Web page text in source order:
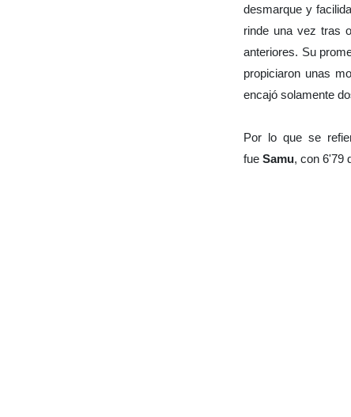
desmarque y
rinde una vez tras
anteriores. Su
propiciaron unas
encajó solamente
Por lo que se
fue Samu, con 6'79